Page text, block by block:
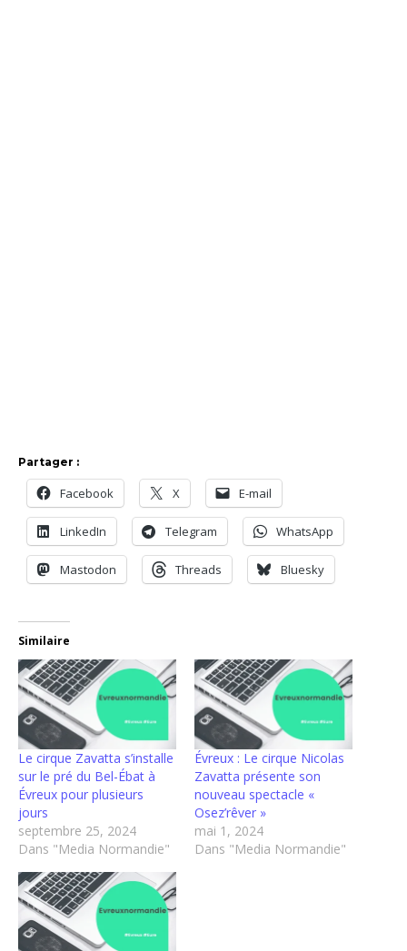
Partager :
Facebook X E-mail
LinkedIn Telegram WhatsApp
Mastodon Threads Bluesky
Similaire
Le cirque Zavatta s’installe
sur le pré du Bel-Ébat à
Évreux pour plusieurs
jours
septembre 25, 2024
Dans "Media Normandie"
Évreux : Le cirque Nicolas
Zavatta présente son
nouveau spectacle «
Osez’rêver »
mai 1, 2024
Dans "Media Normandie"